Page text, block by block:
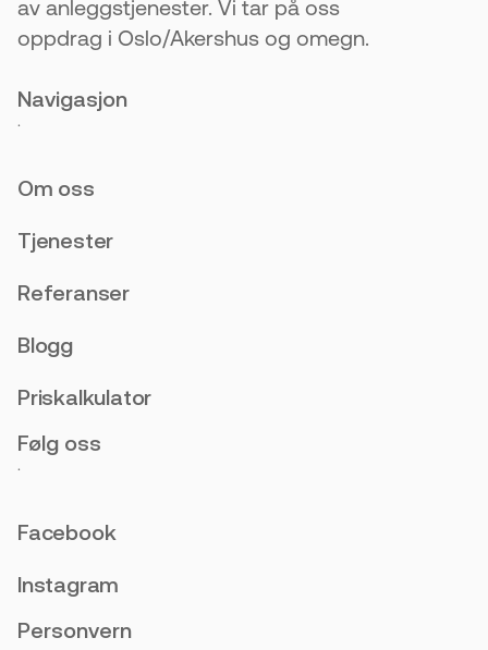
av anleggstjenester. Vi tar på oss
oppdrag i Oslo/Akershus og omegn.
Navigasjon
.
Om oss
Tjenester
Referanser
Blogg
Priskalkulator
Følg oss
.
Facebook
Instagram
Personvern